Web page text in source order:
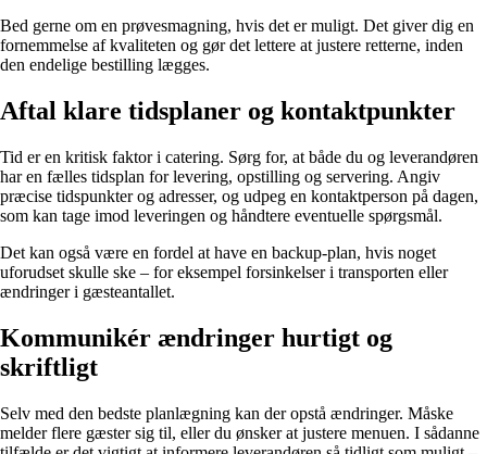
Bed gerne om en prøvesmagning, hvis det er muligt. Det giver dig en
fornemmelse af kvaliteten og gør det lettere at justere retterne, inden
den endelige bestilling lægges.
Aftal klare tidsplaner og kontaktpunkter
Tid er en kritisk faktor i catering. Sørg for, at både du og leverandøren
har en fælles tidsplan for levering, opstilling og servering. Angiv
præcise tidspunkter og adresser, og udpeg en kontaktperson på dagen,
som kan tage imod leveringen og håndtere eventuelle spørgsmål.
Det kan også være en fordel at have en backup-plan, hvis noget
uforudset skulle ske – for eksempel forsinkelser i transporten eller
ændringer i gæsteantallet.
Kommunikér ændringer hurtigt og
skriftligt
Selv med den bedste planlægning kan der opstå ændringer. Måske
melder flere gæster sig til, eller du ønsker at justere menuen. I sådanne